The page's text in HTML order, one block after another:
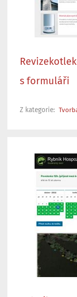
s formuláři
Z kategorie: